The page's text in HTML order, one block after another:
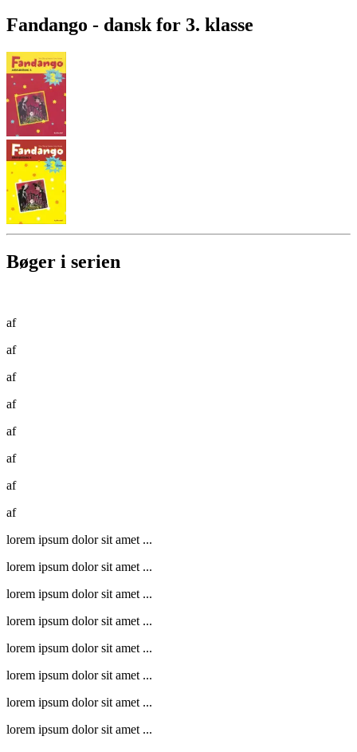
Fandango - dansk for 3. klasse
Bøger i serien
af
af
af
af
af
af
af
af
lorem ipsum dolor sit amet ...
lorem ipsum dolor sit amet ...
lorem ipsum dolor sit amet ...
lorem ipsum dolor sit amet ...
lorem ipsum dolor sit amet ...
lorem ipsum dolor sit amet ...
lorem ipsum dolor sit amet ...
lorem ipsum dolor sit amet ...